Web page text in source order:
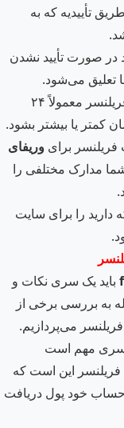
تأییدیه که به
در صورت تأیید نشدن
می‌شود.
فرایند تأیید هویت و همچنین ثبت‌نام در سایت فریلنسر معمولاً ۲۴
یا بیشتر بشود.
برای وریفای
مدارک مختلفی را
دارید را برای سایت
باید یک سری نکات و
به بررسی برخی از
می‌پردازیم.
مهم است
این است که
حساب خود پول دریافت